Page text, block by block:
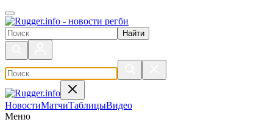
Поиск по сайту
НовостиМатчиТаблицыВидео
Меню